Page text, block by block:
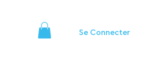
Se Connecter